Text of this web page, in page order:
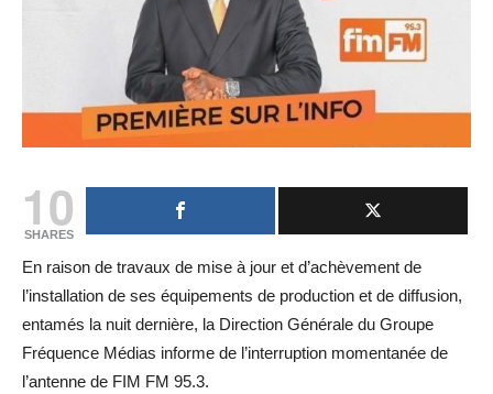
10
SHARES
En raison de travaux de mise à jour et d’achèvement de
l’installation de ses équipements de production et de diffusion,
entamés la nuit dernière, la Direction Générale du Groupe
Fréquence Médias informe de l’interruption momentanée de
l’antenne de FIM FM 95.3.